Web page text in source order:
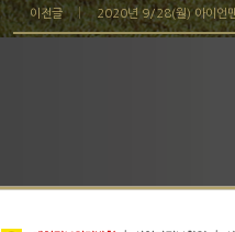
이전글 2020년 9/28(월) 아이언